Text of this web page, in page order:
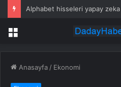
Menü
Anasayfa / Ekonomi